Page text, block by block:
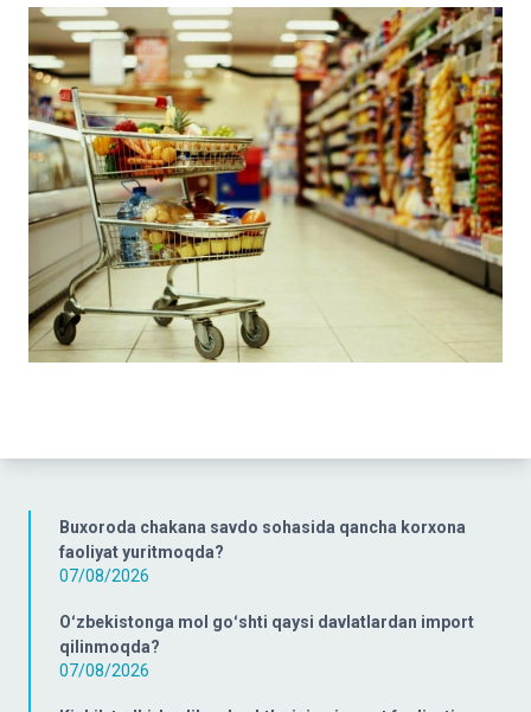
Buxoroda chakana savdo sohasida qancha korxona
faoliyat yuritmoqda?
07/08/2026
Oʻzbekistonga mol goʻshti qaysi davlatlardan import
qilinmoqda?
07/08/2026